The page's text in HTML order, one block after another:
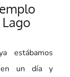
estábamos
en un día y